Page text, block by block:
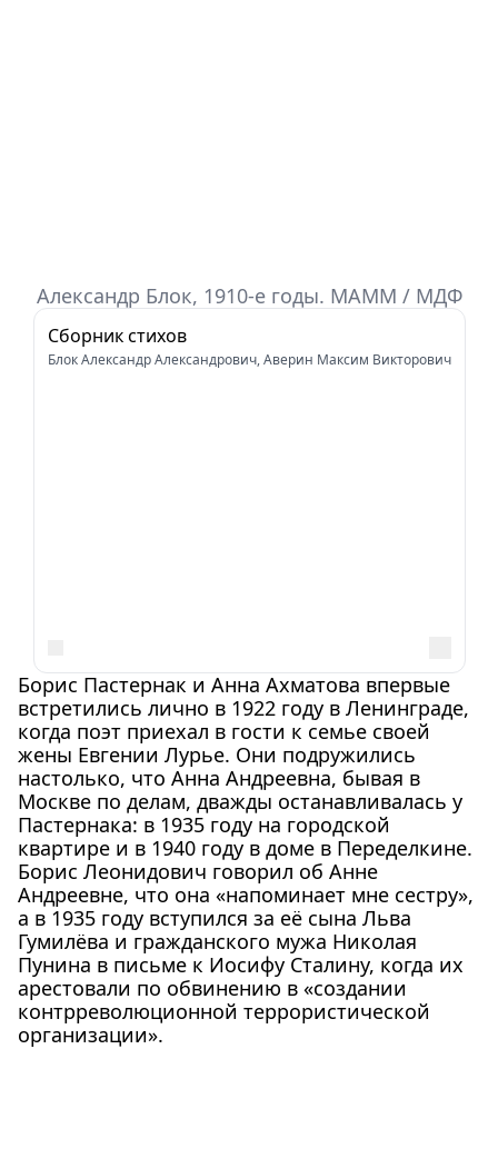
Александр Блок, 1910-е годы. МАММ / МДФ
Сборник стихов
Блок Александр Александрович, Аверин Максим Викторович
Борис Пастернак и Анна Ахматова впервые
встретились лично в 1922 году в Ленинграде,
когда поэт приехал в гости к семье своей
жены Евгении Лурье. Они подружились
настолько, что Анна Андреевна, бывая в
Москве по делам, дважды останавливалась у
Пастернака: в 1935 году на городской
квартире и в 1940 году в доме в Переделкине.
Борис Леонидович говорил об Анне
Андреевне, что она «напоминает мне сестру»,
а в 1935 году вступился за её сына Льва
Гумилёва и гражданского мужа Николая
Пунина в письме к Иосифу Сталину, когда их
арестовали по обвинению в «создании
контрреволюционной террористической
организации».